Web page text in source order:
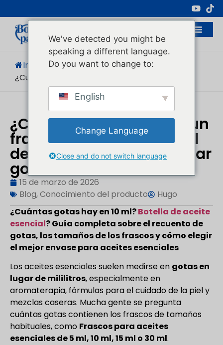
Cosméticos
Inicio Blog / Conocimiento Del Producto
¿Cuántas Gotas Son...?.
¿Cuántas gotas hay en un
frasco de aceite esencial
de 10 ml? Guía para contar
gotas
15 de marzo de 2026
Blog,Conocimiento del producto
Hugo
¿Cuántas gotas hay en 10 ml?Botella de aceite
esencial? Guía completa sobre el recuento de
gotas, los tamaños de los frascos y cómo elegir
el mejor envase para aceites esenciales
Los aceites esenciales suelen medirse en gotas en
lugar de mililitros, especialmente en
aromaterapia, fórmulas para el cuidado de la piel y
mezclas caseras. Mucha gente se pregunta
cuántas gotas contienen los frascos de tamaños
habituales, como Frascos para aceites
esenciales de 5 ml, 10 ml, 15 ml o 30 ml.
We've detected you might be
speaking a different language.
Do you want to change to:
English
Change Language
Close and do not switch language